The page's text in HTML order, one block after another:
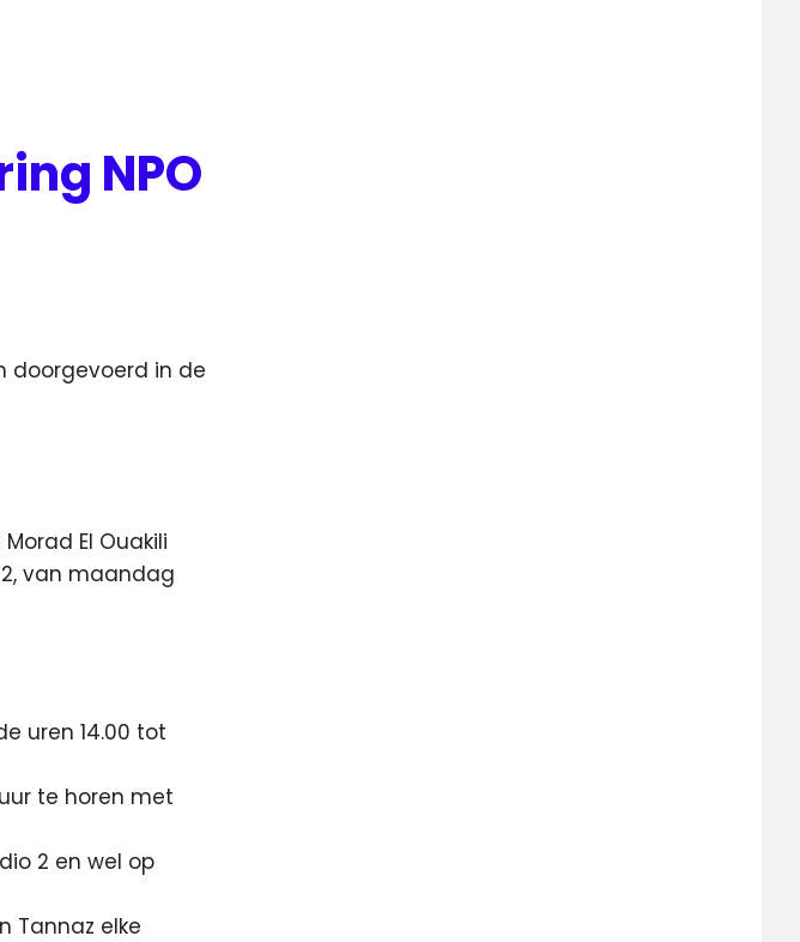
NPO
doorgevoerd in de
El Ouakili
van maandag
uren 14.00 tot
te horen met
2 en wel op
Tannaz elke